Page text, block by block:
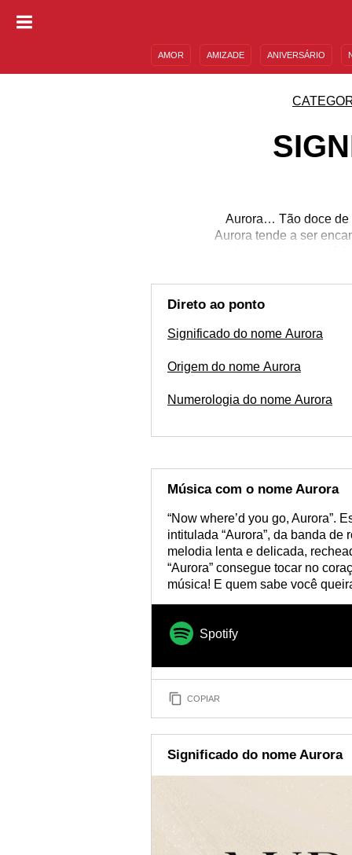
AMOR AMIZADE ANIVERSÁRIO
Aurora… Tão doce de
Aurora tende a ser
e algumas famosas já
esse nome também
curiosidades
Direto ao ponto
Significado do nome Aurora
Origem do nome Aurora
Numerologia do nome Aurora
Música com o nome Aurora
“Now where’d you go, Aurora”.
intitulada “Aurora”, da banda
melodia lenta e delicada,
“Aurora” consegue tocar no
música! E quem sabe você
Spotify
COPIAR
Significado do nome Aurora